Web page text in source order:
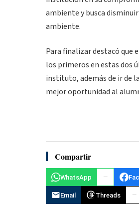
ambiente y busca
ambiente.
Para finalizar destacó que
los primeros en estas dos
instituto, además de ir de
mejor oportunidad al
Compartir
WhatsApp
Email Threads